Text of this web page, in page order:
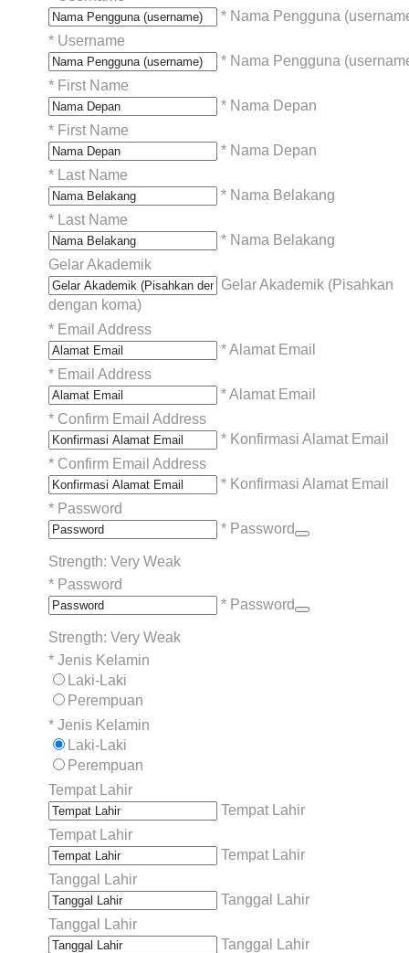
* Nama Pengguna
* Username
* Nama Pengguna
* First Name
* Nama Depan
* First Name
* Nama Depan
* Last Name
* Nama Belakang
* Last Name
* Nama Belakang
Gelar Akademik
Gelar Akademik (Pisahkan
dengan koma)
* Email Address
* Alamat Email
* Email Address
* Alamat Email
* Confirm Email Address
* Konfirmasi Alamat Email
* Confirm Email Address
* Konfirmasi Alamat Email
* Password
* Password
Strength: Very Weak
* Password
* Password
Strength: Very Weak
* Jenis Kelamin
Laki-Laki
Perempuan
* Jenis Kelamin
Laki-Laki
Perempuan
Tempat Lahir
Tempat Lahir
Tempat Lahir
Tempat Lahir
Tanggal Lahir
Tanggal Lahir
Tanggal Lahir
Tanggal Lahir